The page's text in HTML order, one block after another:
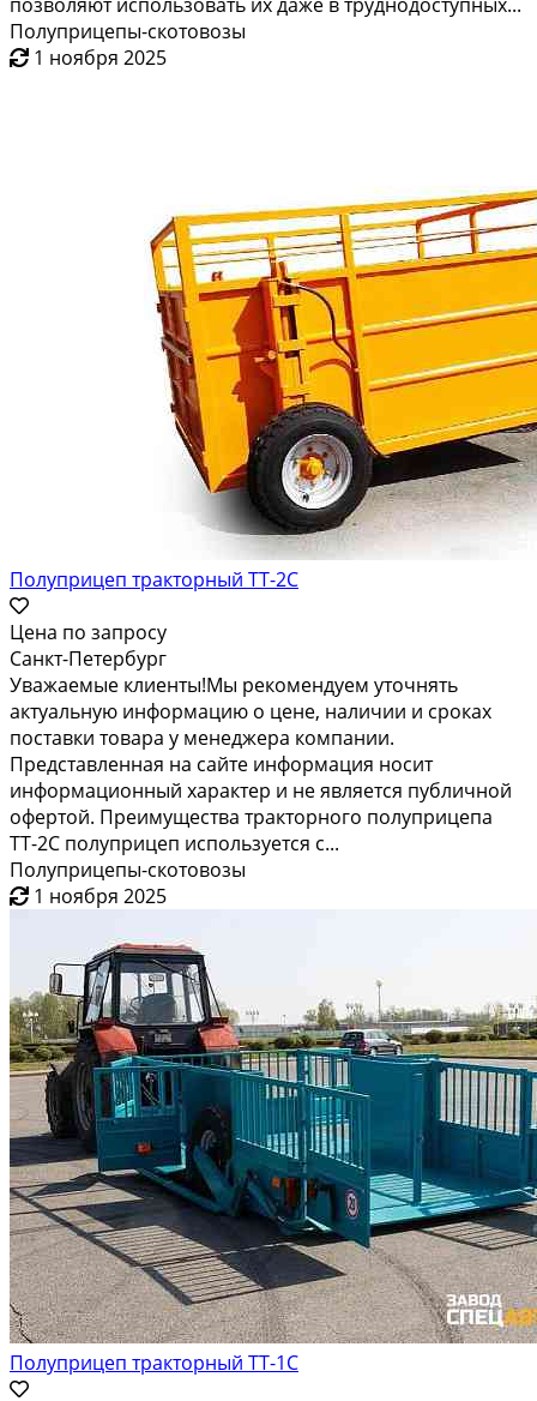
Полуприцепы-скотовозы
1 ноября 2025
Полуприцеп тракторный ТТ-2С
Цена по запросу
Санкт-Петербург
Уважаемые клиенты!Мы рекомендуем уточнять
актуальную информацию о цене, наличии и сроках
поставки товара у менеджера компании.
Представленная на сайте информация носит
информационный характер и не является публичной
офертой. Преимущества тракторного полуприцепа
ТТ-2С полуприцеп используется с...
Полуприцепы-скотовозы
1 ноября 2025
Полуприцеп тракторный ТТ-1С